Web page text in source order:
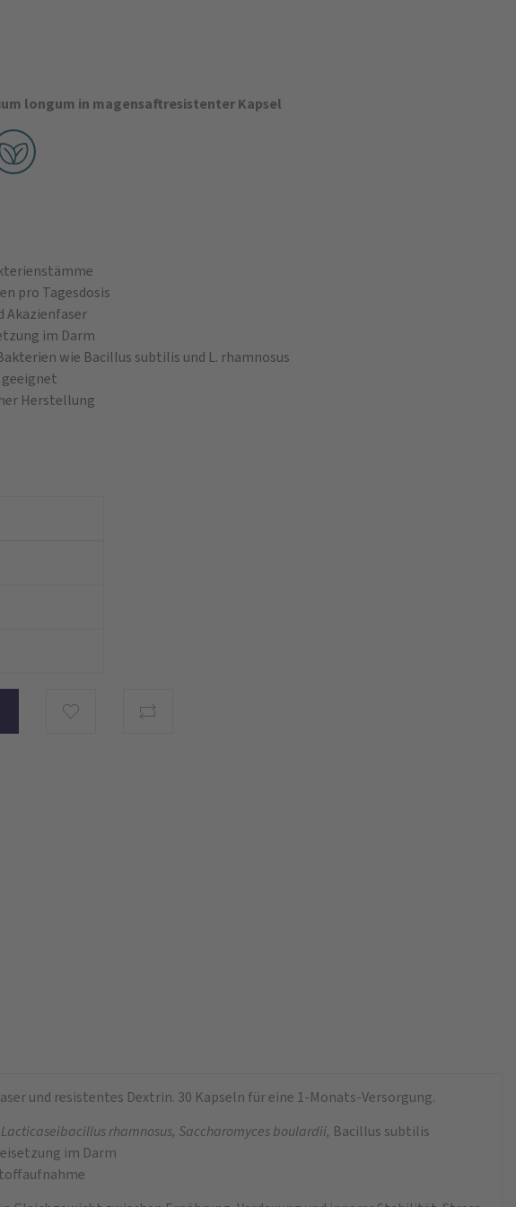
longum in magensaftresistenter Kapsel
pro Tagesdosis
Akazienfaser
im Darm
wie Bacillus subtilis und L. rhamnosus
geeignet
Herstellung
und resistentes Dextrin. 30 Kapseln für eine 1-Monats-Versorgung.
rhamnosus, Saccharomyces boulardii, Bacillus subtilis
im Darm